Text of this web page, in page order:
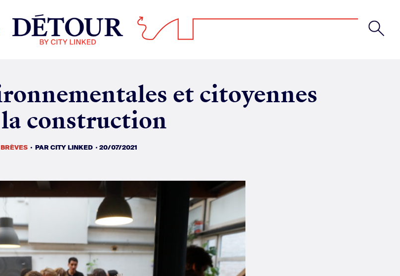
BRÈVES PARCITY LINKED 20/07/2021